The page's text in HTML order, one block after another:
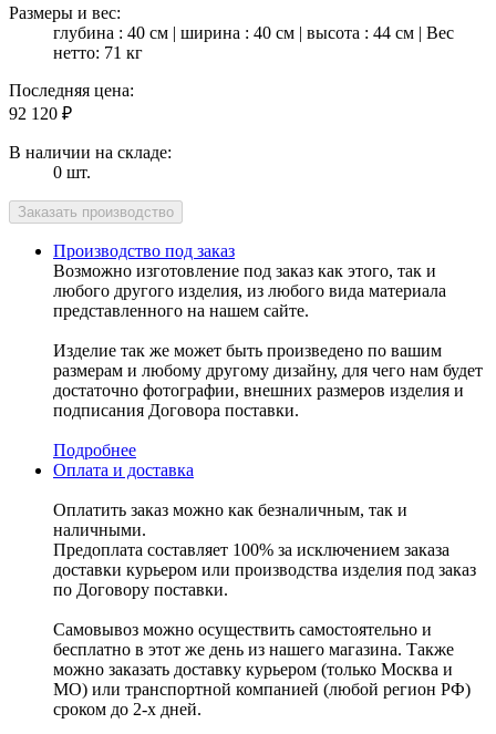
Размеры и вес:
глубина : 40 см | ширина : 40 см | высота : 44 см | Вес
нетто: 71 кг
Последняя цена:
92 120 ₽
В наличии на складе:
0 шт.
Производство под заказ
Возможно изготовление под заказ как этого, так и
любого другого изделия, из любого вида материала
представленного на нашем сайте.
Изделие так же может быть произведено по вашим
размерам и любому другому дизайну, для чего нам будет
достаточно фотографии, внешних размеров изделия и
подписания Договора поставки.
Подробнее
Оплата и доставка
Оплатить заказ можно как безналичным, так и
наличными.
Предоплата составляет 100% за исключением заказа
доставки курьером или производства изделия под заказ
по Договору поставки.
Самовывоз можно осуществить самостоятельно и
бесплатно в этот же день из нашего магазина. Также
можно заказать доставку курьером (только Москва и
МО) или транспортной компанией (любой регион РФ)
сроком до 2-х дней.